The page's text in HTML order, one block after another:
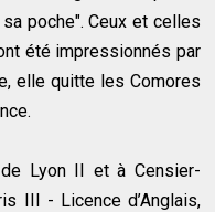
poche". Ceux et celles
été impressionnés par
elle quitte les Comores
Lyon II et à Censier-
III - Licence d’Anglais,